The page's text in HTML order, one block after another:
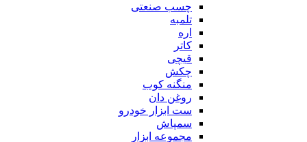
چسب صنعتی
تلمبه
اره
کاتر
قیچی
چکش
منگنه کوب
روغن دان
ست ابزار خودرو
سمپاش
مجموعه ابزار